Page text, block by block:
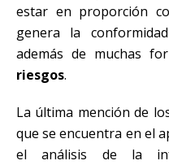
estar en proporción
genera la
además de muchas
riesgos.
La última mención de
que se encuentra en el
el análisis de la